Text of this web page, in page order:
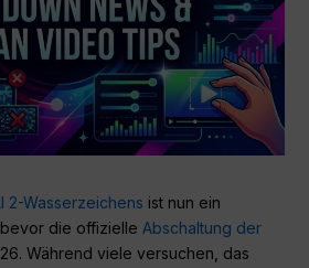
2-Wasserzeichens ist nun ein
bevor die offizielleAbschaltung der
Während viele versuchen, das